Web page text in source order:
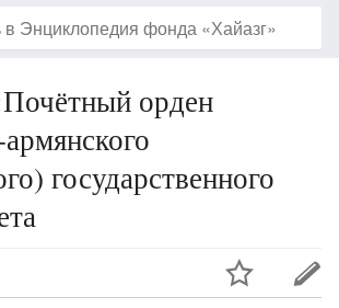
орден
государственного